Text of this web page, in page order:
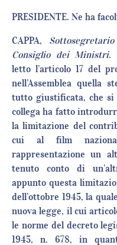
PRESIDENTE. Ne ha
CAPPA,
Consiglio dei Ministri.
letto l’articolo 17 del
nell’Assemblea quella
tutto giustificata, che si
collega ha fatto
la limitazione del
cui al film
rappresentazione un
tenuto conto di
appunto questa
dell’ottobre 1945, la
nuova legge, il cui
le norme del decreto
1945, n. 678, in